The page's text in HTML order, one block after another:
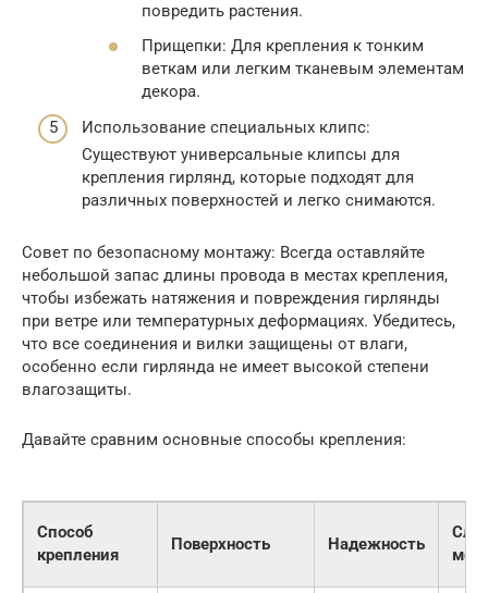
повредить растения.
Прищепки: Для крепления к тонким
веткам или легким тканевым элементам
декора.
Использование специальных клипс:
Существуют универсальные клипсы для
крепления гирлянд, которые подходят для
различных поверхностей и легко снимаются.
Совет по безопасному монтажу: Всегда оставляйте
небольшой запас длины провода в местах крепления,
чтобы избежать натяжения и повреждения гирлянды
при ветре или температурных деформациях. Убедитесь,
что все соединения и вилки защищены от влаги,
особенно если гирлянда не имеет высокой степени
влагозащиты.
Давайте сравним основные способы крепления:
Способ
крепления
Поверхность Надежность